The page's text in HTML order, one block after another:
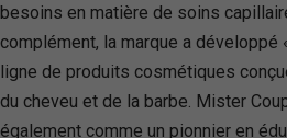
besoins en matière de soins
complément, la marque a développé
ligne de produits cosmétiques
du cheveu et de la barbe. Mister
également comme un pionnier en